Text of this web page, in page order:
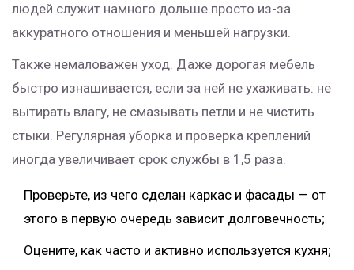
людей служит намного дольше просто из-за
аккуратного отношения и меньшей нагрузки.
Также немаловажен уход. Даже дорогая мебель
быстро изнашивается, если за ней не ухаживать: не
вытирать влагу, не смазывать петли и не чистить
стыки. Регулярная уборка и проверка креплений
иногда увеличивает срок службы в 1,5 раза.
Проверьте, из чего сделан каркас и фасады — от
этого в первую очередь зависит долговечность;
Оцените, как часто и активно используется кухня;